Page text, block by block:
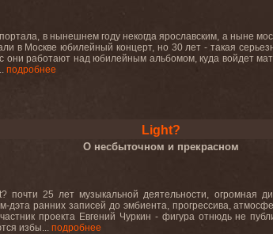
в нынешнем году некогда ярославским, а ныне
в Москве юбилейный концерт, но 30 лет - такая
они работают над юбилейным альбомом, куда войдет
подробнее
Light?
О несбыточном и прекрасном
почти 25 лет музыкальной деятельности,
дэта ранних записей до эмбиента, прогрессива,
проекта Евгений Чуркин - фигура отнюдь не
избы... подробнее